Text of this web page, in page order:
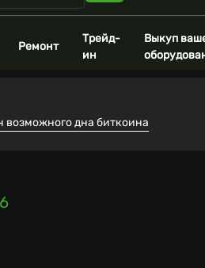
Ремонт
Трейд-
ин
Выкуп
возможного дна биткоина